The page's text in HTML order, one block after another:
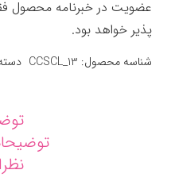
عضویت در خبرنامه محصول
پذیر خواهد بود.
شناسه محصول: CCSCL_13